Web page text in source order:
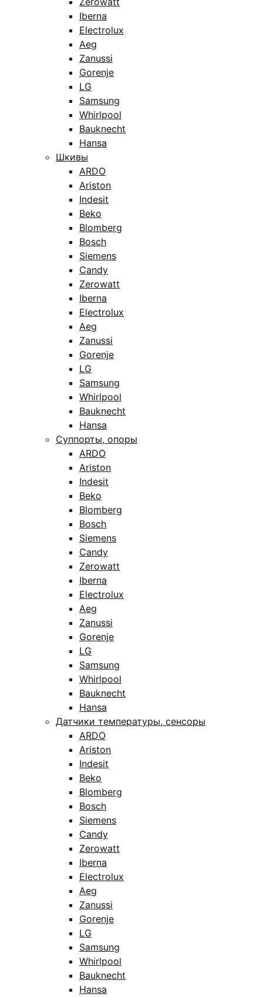
Iberna
Electrolux
Aeg
Zanussi
Gorenje
LG
Samsung
Whirlpool
Bauknecht
Hansa
Шкивы
ARDO
Ariston
Indesit
Beko
Blomberg
Bosch
Siemens
Candy
Zerowatt
Iberna
Electrolux
Aeg
Zanussi
Gorenje
LG
Samsung
Whirlpool
Bauknecht
Hansa
Суппорты, опоры
ARDO
Ariston
Indesit
Beko
Blomberg
Bosch
Siemens
Candy
Zerowatt
Iberna
Electrolux
Aeg
Zanussi
Gorenje
LG
Samsung
Whirlpool
Bauknecht
Hansa
Датчики температуры, сенсоры
ARDO
Ariston
Indesit
Beko
Blomberg
Bosch
Siemens
Candy
Zerowatt
Iberna
Electrolux
Aeg
Zanussi
Gorenje
LG
Samsung
Whirlpool
Bauknecht
Hansa